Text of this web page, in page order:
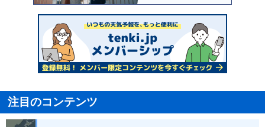
注目のコンテンツ